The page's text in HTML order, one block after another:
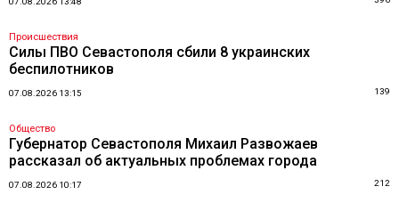
Происшествия
Силы ПВО Севастополя сбили 8 украинских
беспилотников
07.08.2026 13:15 139
Общество
Губернатор Севастополя Михаил Развожаев
рассказал об актуальных проблемах города
07.08.2026 10:17 212